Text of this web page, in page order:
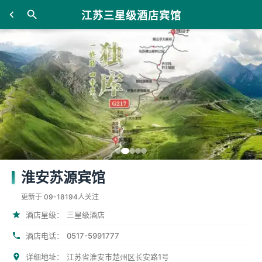
江苏三星级酒店宾馆
淮安苏源宾馆
更新于 09-18194人关注
酒店星级： 三星级酒店
酒店电话： 0517-5991777
详细地址： 江苏省淮安市楚州区长安路1号